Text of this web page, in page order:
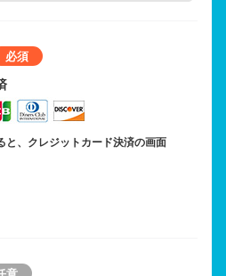
と、クレジットカード決済の画面